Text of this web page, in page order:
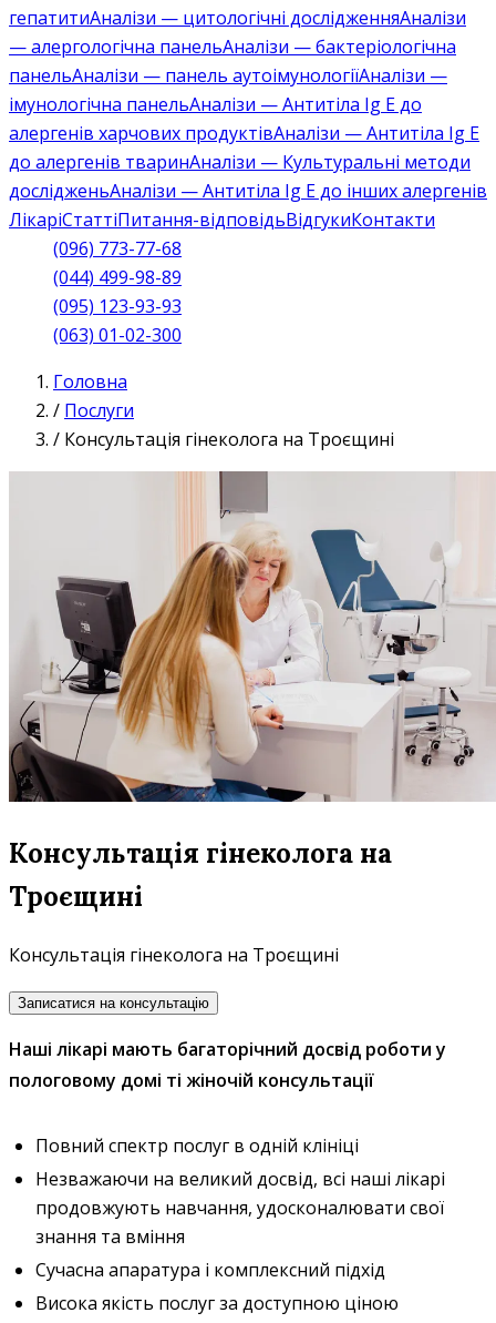
гепатитиАналізи — цитологічні дослідженняАналізи
— алергологічна панельАналізи — бактеріологічна
панельАналізи — панель аутоімунологіїАналізи —
імунологічна панельАналізи — Антитіла Ig E до
алергенів харчових продуктівАналізи — Антитіла Ig E
до алергенів тваринАналізи — Культуральні методи
дослідженьАналізи — Антитіла Ig E до інших алергенів
ЛікаріСтаттіПитання-відповідьВідгукиКонтакти
(096) 773-77-68
(044) 499-98-89
(095) 123-93-93
(063) 01-02-300
Головна
/ Послуги
/ Консультація гінеколога на Троєщині
Консультація гінеколога на
Троєщині
Консультація гінеколога на Троєщині
Записатися на консультацію
Наші лікарі мають багаторічний досвід роботи у
пологовому домі ті жіночій консультації
Повний спектр послуг в одній клініці
Незважаючи на великий досвід, всі наші лікарі
продовжують навчання, удосконалювати свої
знання та вміння
Сучасна апаратура і комплексний підхід
Висока якість послуг за доступною ціною